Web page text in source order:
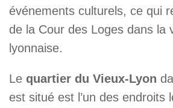
événements culturels, ce qui
de la Cour des Loges dans la
lyonnaise.
Le quartier du Vieux-Lyon
est situé est l’un des endroits